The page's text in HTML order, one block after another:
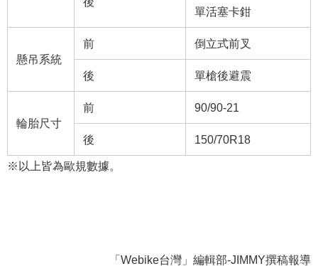
單活塞卡鉗
懸吊系統
前 倒立式前叉
後 單槍後避震
輪胎尺寸
前 90/90-21
後 150/70R18
※以上皆為歐規數據。
「Webike台灣」編輯部-JIMMY撰稿報導